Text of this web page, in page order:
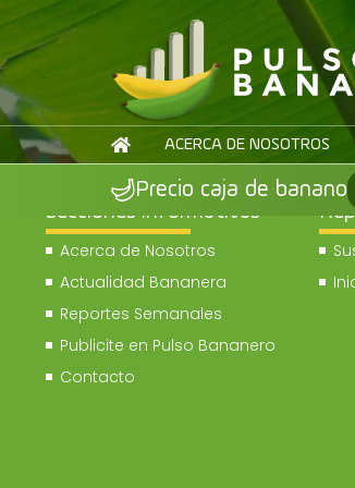
ACERCA DE NOSOTROS
Precio caja de banano
Secciones informativas
Acerca de Nosotros
Actualidad Bananera
Reportes Semanales
Publicite en Pulso Bananero
Contacto